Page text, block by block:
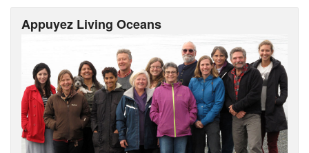
Appuyez Living Oceans